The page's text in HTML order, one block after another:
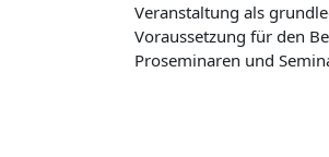
Veranstaltung als
Voraussetzung für den
Proseminaren und